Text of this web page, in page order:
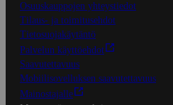
Osuuskauppojen yhteystiedot
Tilaus- ja toimitusehdot
Tietosuojakäytäntö
Palvelun käyttöehdot
Saavutettavuus
Mobiilisovelluksen saavutettavuus
Mainostajalle